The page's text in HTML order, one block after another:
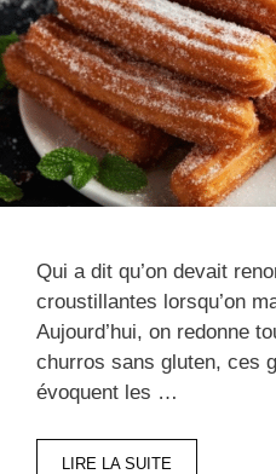
Qui a dit qu’on devait
croustillantes lorsqu’on
Aujourd’hui, on redonne
churros sans gluten, ces
évoquent les …
LIRE LA SUITE